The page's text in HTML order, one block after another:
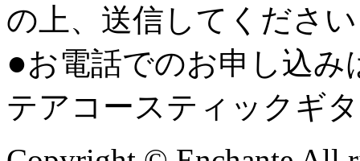
の上、送信してくださ
●お電話でのお申し込
テアコースティックギ